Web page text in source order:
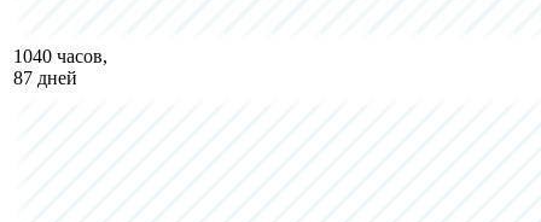
1040 часов,
87 дней